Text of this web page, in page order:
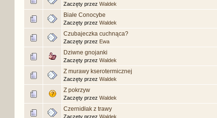
Zaczęty przez Waldek
Białe Conocybe
Zaczęty przez Waldek
Czubajeczka cuchnąca?
Zaczęty przez Ewa
Dziwne gnojanki
Zaczęty przez Waldek
Z murawy kserotermicznej
Zaczęty przez Waldek
Z pokrzyw
Zaczęty przez Waldek
Czernidłak z trawy
Zaczęty przez Waldek